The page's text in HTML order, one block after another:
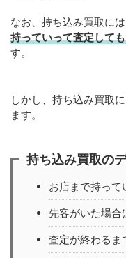
なお、持ち込み買取に
持っていって査定して
す。
しかし、持ち込み買取
ます。
持ち込み買取の
お店まで持って
先客がいた場合
査定が終わるま